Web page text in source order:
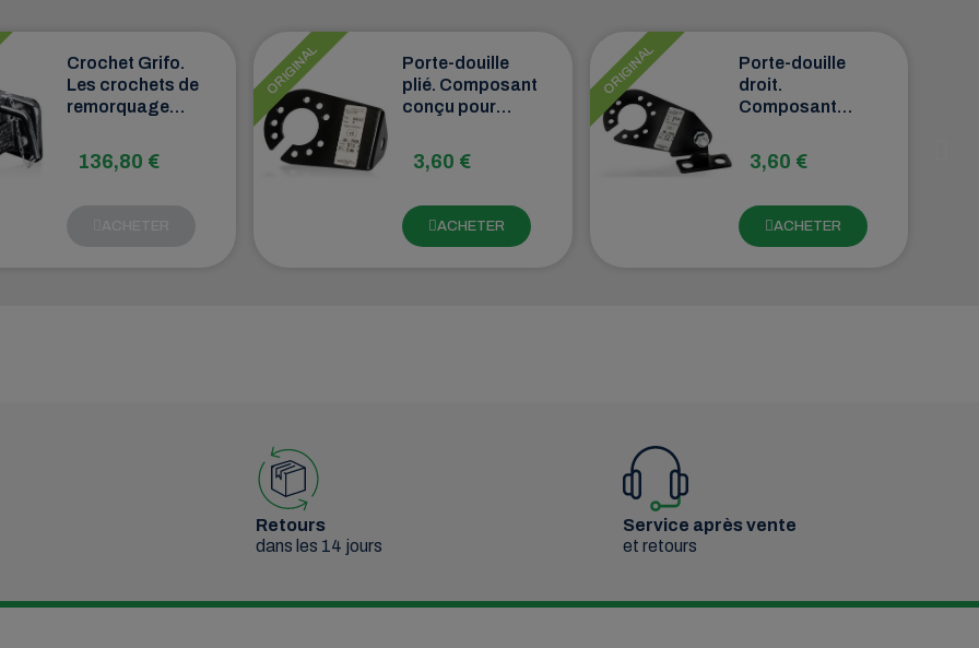
Crochet Grifo.
Les crochets de
remorquage
dispositifs très
fiables conçus
136,80 €
ORIGINAL
Porte-douille
plié. Composant
conçu pour
maintenir en
place les prises
remorques. Ce
support
3,60 €
ACHETER
ORIGINAL
Porte-douille
droit.
Composant
accueillir et
maintenir en
électriques des
remorques. Ce
3,60 €
ACHETER
Retours
dans les 14 jours
Service après vente
et retours